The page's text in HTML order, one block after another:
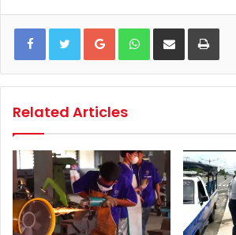
Google+WhatsApp
Share via Email Print
Related Articles